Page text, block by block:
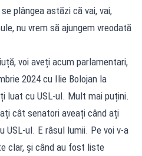
plângea astăzi că vai, vai,
nu vrem să ajungem vreodată
voi aveți acum parlamentari,
2024 cu Ilie Bolojan la
luat cu USL-ul. Mult mai puțini.
cât senatori aveați când ați
USL-ul. E râsul lumii. Pe voi v-a
clar, și când au fost liste